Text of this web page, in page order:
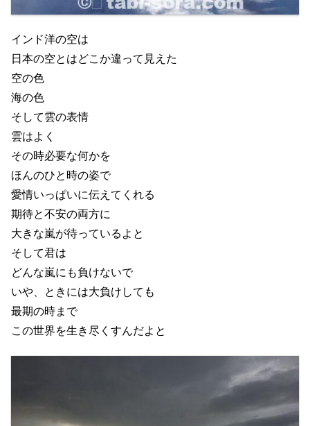
インド洋の空は
日本の空とはどこか違って見えた
空の色
海の色
そして雲の表情
雲はよく
その時必要な何かを
ほんのひと時の姿で
愛情いっぱいに伝えてくれる
期待と不安の両方に
大きな嵐が待っているよと
そして君は
どんな嵐にも負けないで
いや、ときには大負けしても
最期の時まで
この世界を生き尽くすんだよと